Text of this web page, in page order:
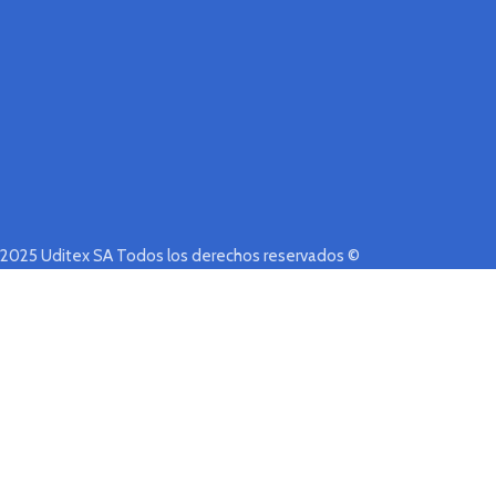
2025 Uditex SA Todos los derechos reservados ©